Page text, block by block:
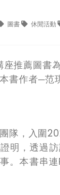
圖書 休閒活動
座推薦圖書
本書作者─范
隊，入圍
明，透過
。本書串連